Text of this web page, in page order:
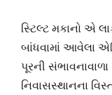
સ્ટિલ્ટ મકાનો એ
બાંધવામાં આવેલા
પૂરની
નિવાસસ્થાનના